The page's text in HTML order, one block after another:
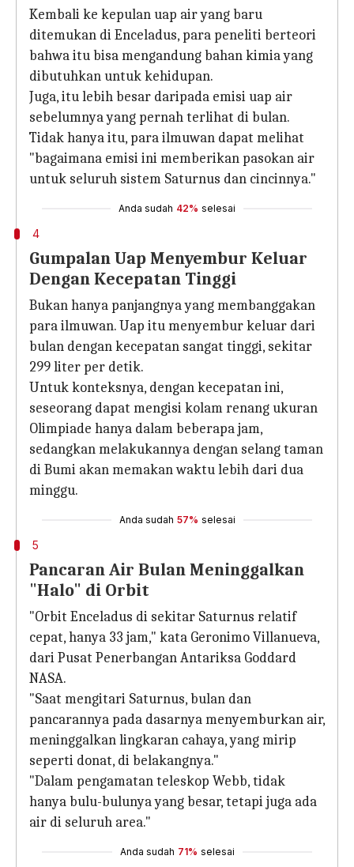
Kembali ke kepulan uap air yang baru
ditemukan di Enceladus, para peneliti berteori
bahwa itu bisa mengandung bahan kimia yang
dibutuhkan untuk kehidupan.
Juga, itu lebih besar daripada emisi uap air
sebelumnya yang pernah terlihat di bulan.
Tidak hanya itu, para ilmuwan dapat melihat
"bagaimana emisi ini memberikan pasokan air
untuk seluruh sistem Saturnus dan cincinnya."
Anda sudah 42% selesai
4
Gumpalan Uap Menyembur Keluar
Dengan Kecepatan Tinggi
Bukan hanya panjangnya yang membanggakan
para ilmuwan. Uap itu menyembur keluar dari
bulan dengan kecepatan sangat tinggi, sekitar
299 liter per detik.
Untuk konteksnya, dengan kecepatan ini,
seseorang dapat mengisi kolam renang ukuran
Olimpiade hanya dalam beberapa jam,
sedangkan melakukannya dengan selang taman
di Bumi akan memakan waktu lebih dari dua
minggu.
Anda sudah 57% selesai
5
Pancaran Air Bulan Meninggalkan
"Halo" di Orbit
"Orbit Enceladus di sekitar Saturnus relatif
cepat, hanya 33 jam," kata Geronimo Villanueva,
dari Pusat Penerbangan Antariksa Goddard
NASA.
"Saat mengitari Saturnus, bulan dan
pancarannya pada dasarnya menyemburkan air,
meninggalkan lingkaran cahaya, yang mirip
seperti donat, di belakangnya."
"Dalam pengamatan teleskop Webb, tidak
hanya bulu-bulunya yang besar, tetapi juga ada
air di seluruh area."
Anda sudah 71% selesai